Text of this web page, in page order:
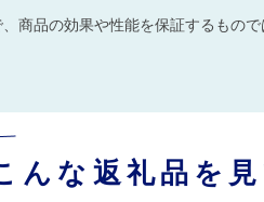
商品の効果や性能を保証するもので
な返礼品を見